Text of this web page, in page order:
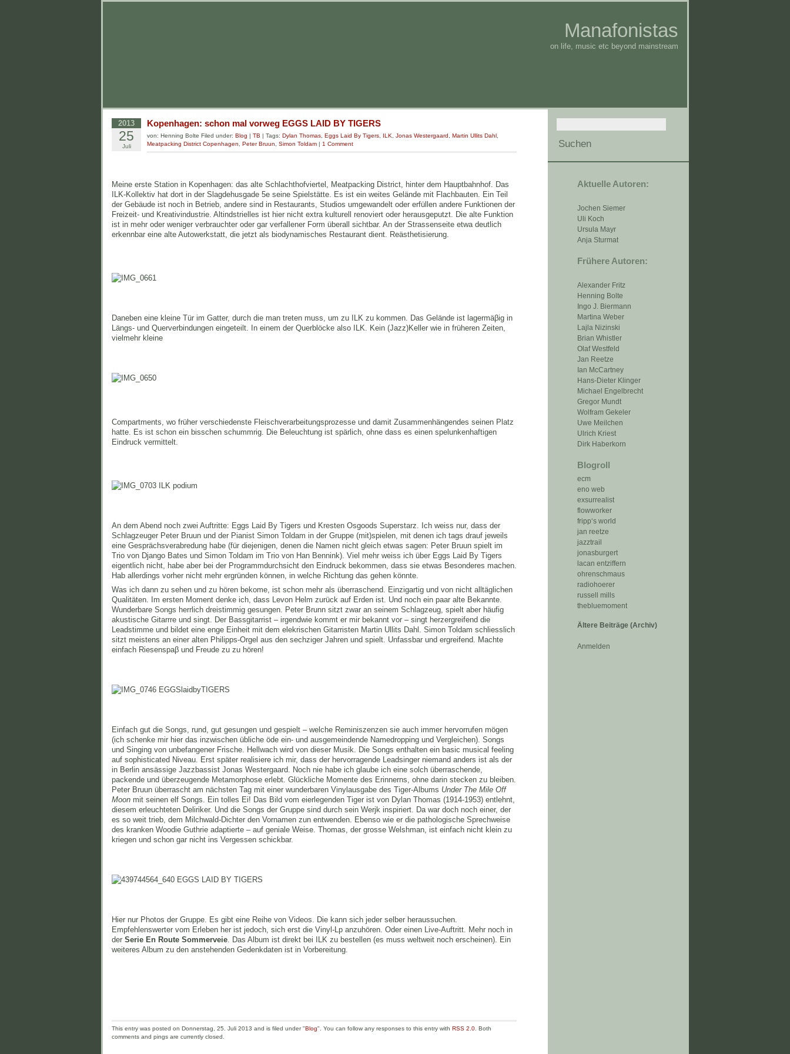
Manafonistas
on life, music etc beyond mainstream
Aktuelle Autoren:
Jochen Siemer
Uli Koch
Ursula Mayr
Anja Sturmat
Frühere Autoren:
Alexander Fritz
Henning Bolte
Ingo J. Biermann
Martina Weber
Lajla Nizinski
Brian Whistler
Olaf Westfeld
Jan Reetze
Ian McCartney
Hans-Dieter Klinger
Michael Engelbrecht
Gregor Mundt
Wolfram Gekeler
Uwe Meilchen
Ulrich Kriest
Dirk Haberkorn
Blogroll
ecm
eno web
exsurrealist
flowworker
fripp‘s world
jan reetze
jazztrail
jonasburgert
lacan entziffern
ohrenschmaus
radiohoerer
russell mills
thebluemoment
Ältere Beiträge (Archiv)
Anmelden
2013
25
Juli
Kopenhagen: schon mal vorweg EGGS LAID BY TIGERS
von: Henning Bolte Filed under: Blog | TB | Tags: Dylan Thomas Eggs Laid By Tigers ILK Jonas Westergaard Martin Ullits Dahl
Meatpacking District Copenhagen
Peter Bruun Simon Toldam | 1 Comment
Meine erste Station in Kopenhagen: das alte Schlachthofviertel, Meatpacking District, hinter dem Hauptbahnhof. Das
ILK-Kollektiv hat dort in der Slagdehusgade 5e seine Spielstätte. Es ist ein weites Gelände mit Flachbauten. Ein Teil
der Gebäude ist noch in Betrieb, andere sind in Restaurants, Studios umgewandelt oder erfüllen andere Funktionen der
Freizeit- und Kreativindustrie. Altindstrielles ist hier nicht extra kulturell renoviert oder herausgeputzt. Die alte Funktion
ist in mehr oder weniger verbrauchter oder gar verfallener Form überall sichtbar. An der Strassenseite etwa deutlich
erkennbar eine alte Autowerkstatt, die jetzt als biodynamisches Restaurant dient. Reästhetisierung.
Daneben eine kleine Tür im Gatter, durch die man treten muss, um zu ILK zu kommen. Das Gelände ist lagermäβig in
Längs- und Querverbindungen eingeteilt. In einem der Querblöcke also ILK. Kein (Jazz)Keller wie in früheren Zeiten,
vielmehr kleine
Compartments, wo früher verschiedenste Fleischverarbeitungsprozesse und damit Zusammenhängendes seinen Platz
hatte. Es ist schon ein bisschen schummrig. Die Beleuchtung ist spärlich, ohne dass es einen spelunkenhaftigen
Eindruck vermittelt.
An dem Abend noch zwei Auftritte: Eggs Laid By Tigers und Kresten Osgoods Superstarz. Ich weiss nur, dass der
Schlagzeuger Peter Bruun und der Pianist Simon Toldam in der Gruppe (mit)spielen, mit denen ich tags drauf jeweils
eine Gesprächsverabredung habe (für diejenigen, denen die Namen nicht gleich etwas sagen: Peter Bruun spielt im
Trio von Django Bates und Simon Toldam im Trio von Han Bennink). Viel mehr weiss ich über Eggs Laid By Tigers
eigentlich nicht, habe aber bei der Programmdurchsicht den Eindruck bekommen, dass sie etwas Besonderes machen.
Hab allerdings vorher nicht mehr ergründen können, in welche Richtung das gehen könnte.
Was ich dann zu sehen und zu hören bekome, ist schon mehr als überraschend. Einzigartig und von nicht alltäglichen
Qualitäten. Im ersten Moment denke ich, dass Levon Helm zurück auf Erden ist. Und noch ein paar alte Bekannte.
Wunderbare Songs herrlich dreistimmig gesungen. Peter Brunn sitzt zwar an seinem Schlagzeug, spielt aber häufig
akustische Gitarrre und singt. Der Bassgitarrist – irgendwie kommt er mir bekannt vor – singt herzergreifend die
Leadstimme und bildet eine enge Einheit mit dem elekrischen Gitarristen Martin Ullits Dahl. Simon Toldam schliesslich
sitzt meistens an einer alten Philipps-Orgel aus den sechziger Jahren und spielt. Unfassbar und ergreifend. Machte
einfach Riesenspaβ und Freude zu zu hören!
Einfach gut die Songs, rund, gut gesungen und gespielt – welche Reminiszenzen sie auch immer hervorrufen mögen
(ich schenke mir hier das inzwischen übliche öde ein- und ausgemeindende Namedropping und Vergleichen). Songs
und Singing von unbefangener Frische. Hellwach wird von dieser Musik. Die Songs enthalten ein basic musical feeling
auf sophisticated Niveau. Erst später realisiere ich mir, dass der hervorragende Leadsinger niemand anders ist als der
in Berlin ansässige Jazzbassist Jonas Westergaard. Noch nie habe ich glaube ich eine solch überraschende,
packende und überzeugende Metamorphose erlebt. Glückliche Momente des Erinnerns, ohne darin stecken zu bleiben.
Peter Bruun überrascht am nächsten Tag mit einer wunderbaren Vinylausgabe des Tiger-Albums Under The Mile Off
Moon mit seinen elf Songs. Ein tolles Ei! Das Bild vom eierlegenden Tiger ist von Dylan Thomas (1914-1953) entlehnt,
diesem erleuchteten Deliriker. Und die Songs der Gruppe sind durch sein Werjk inspiriert. Da war doch noch einer, der
es so weit trieb, dem Milchwald-Dichter den Vornamen zun entwenden. Ebenso wie er die pathologische Sprechweise
des kranken Woodie Guthrie adaptierte – auf geniale Weise. Thomas, der grosse Welshman, ist einfach nicht klein zu
kriegen und schon gar nicht ins Vergessen schickbar.
Hier nur Photos der Gruppe. Es gibt eine Reihe von Videos. Die kann sich jeder selber heraussuchen.
Empfehlenswerter vom Erleben her ist jedoch, sich erst die Vinyl-Lp anzuhören. Oder einen Live-Auftritt. Mehr noch in
der Serie En Route Sommerveie . Das Album ist direkt bei ILK zu bestellen (es muss weltweit noch erscheinen). Ein
weiteres Album zu den anstehenden Gedenkdaten ist in Vorbereitung.
This entry was posted on Donnerstag, 25. Juli 2013 and is filed under "Blog". You can follow any responses to this entry with RSS 2.0 . Both
comments and pings are currently closed.